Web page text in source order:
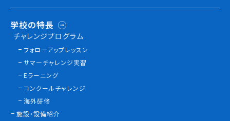
学校の特長
チャレンジプログラム
フォローアップレッスン
サマーチャレンジ実習
Eラーニング
コンクールチャレンジ
海外研修
施設・設備紹介